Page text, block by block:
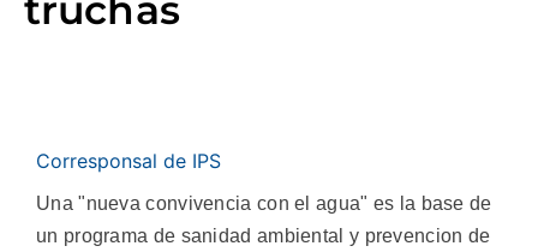
truchas
Corresponsal de IPS
Una "nueva convivencia con el agua" es la base de
un programa de sanidad ambiental y prevencion de